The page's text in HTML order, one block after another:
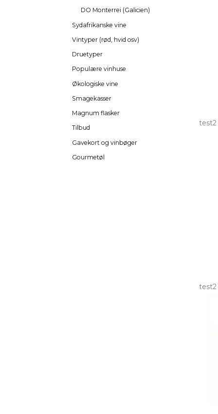
DO Monterrei (Galicien)
Sydafrikanske vine
Vintyper (rød, hvid osv)
Druetyper
Populære vinhuse
Økologiske vine
Smagekasser
Magnum flasker
Tilbud
Gavekort og vinbøger
Gourmetøl
test2
test2